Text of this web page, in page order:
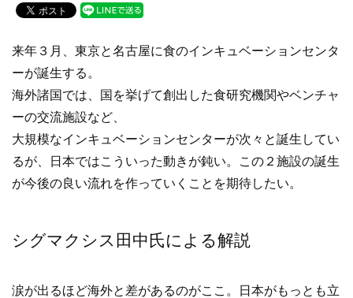
c
e
b
o
o
k
tt
er
e
来年３月、東京と名古屋に食のインキュベーションセンタ
ーが誕生する。
海外諸国では、国を挙げて創出した食研究機関やベンチャ
ーの交流施設など、
大規模なインキュベーションセンターが次々と誕生してい
るが、日本ではこういった動きが鈍い。この２施設の誕生
が今後の良い流れを作っていくことを期待したい。
シグマクシス田中氏による解説
涙が出るほど海外と差があるのがここ。日本がもっとも立